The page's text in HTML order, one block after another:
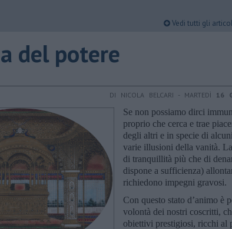
Vedi tutti gli
del potere
DI NICOLA BELCARI - MARTEDÌ 16
Se non possiamo dirci
proprio che cerca e trae
degli altri e in specie di
varie illusioni della vanità.
di tranquillità più che di
dispone a sufficienza)
richiedono impegni gravosi.
Con questo stato d’animo è
volontà dei nostri coscritti,
obiettivi prestigiosi, ricchi al